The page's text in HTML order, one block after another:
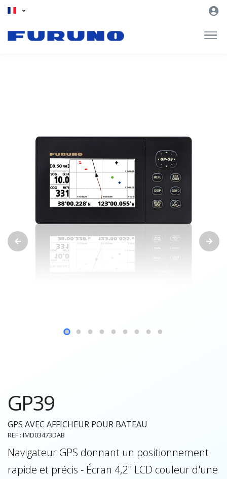
GP39
GPS AVEC AFFICHEUR POUR BATEAU
REF : IMD03473DAB
Navigateur GPS donnant un positionnement
rapide et précis - Écran 4,2'' LCD couleur d'une